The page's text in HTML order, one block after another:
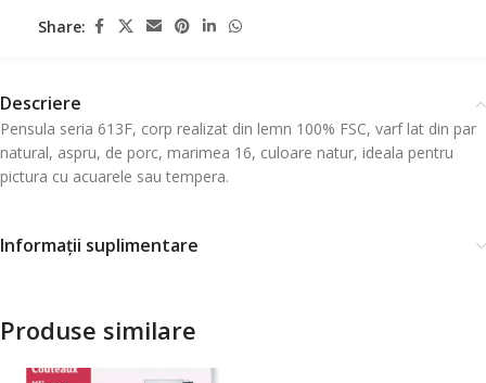
Share:
Descriere
Pensula seria 613F, corp realizat din lemn 100% FSC, varf lat din par
natural, aspru, de porc, marimea 16, culoare natur, ideala pentru
pictura cu acuarele sau tempera.
Informații suplimentare
Produse similare